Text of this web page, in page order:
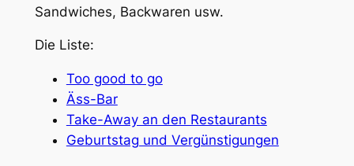
Sandwiches, Backwaren usw.
Die Liste:
Too good to go
Äss-Bar
Take-Away an den Restaurants
Geburtstag und Vergünstigungen